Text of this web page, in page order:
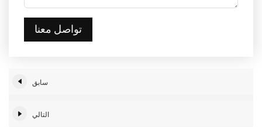
تواصل معنا
سابق
التالي